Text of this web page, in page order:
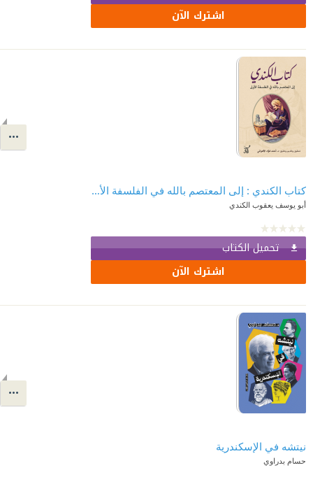
اشترك الآن
كتاب الكندي : إلى المعتصم بالله في الفلسفة الأولى
أبو يوسف يعقوب الكندي
تحميل الكتاب
اشترك الآن
نيتشه في الإسكندرية
حسام بدراوي